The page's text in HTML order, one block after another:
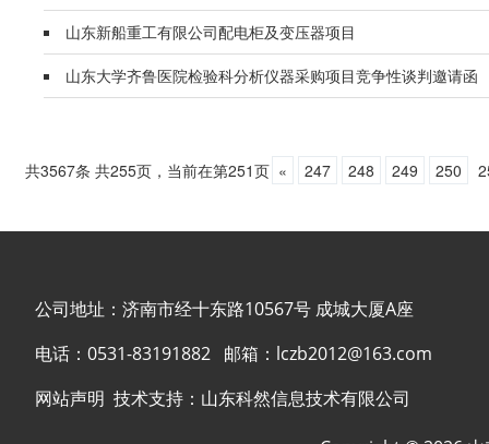
山东新船重工有限公司配电柜及变压器项目
山东大学齐鲁医院检验科分析仪器采购项目竞争性谈判邀请函
共3567条 共255页，当前在第251页 « 247 248 249 250
公司地址：济南市经十东路10567号 成城大厦A座
电话： 0531-83191882 邮箱： lczb2012@163.com
网站声明 技术支持： 山东科然信息技术有限公司